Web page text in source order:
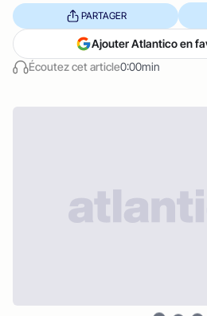
Écoutez cet article0:00min
PARTAGER
Ajouter Atlantico en